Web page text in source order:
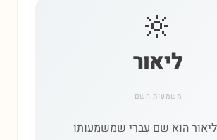
🔆
ליאור
משמעות השם
הוא שם עברי שמשמעותו